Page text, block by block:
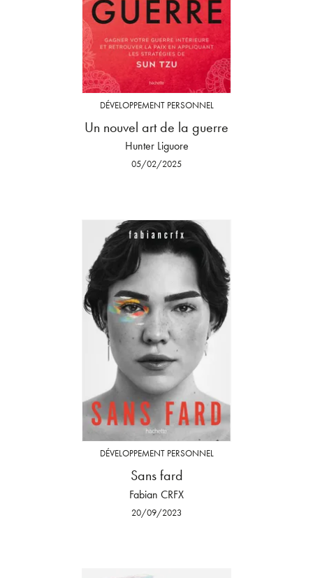
DÉVELOPPEMENT PERSONNEL
Un nouvel art de la guerre
Hunter Liguore
05/02/2025
DÉVELOPPEMENT PERSONNEL
Sans fard
Fabian CRFX
20/09/2023